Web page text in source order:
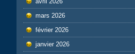
mars 2026
février 2026
janvier 2026